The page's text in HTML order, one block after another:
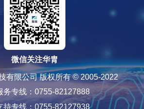
微信关注华胄
有限公司 版权所有 © 2005-2022
务专线：0755-82127888
持专线：0755-82127938